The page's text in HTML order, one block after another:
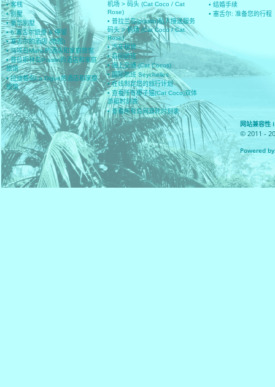
• 客栈
• 别墅
• 豪华别墅
• 6 塞舌尔旅游 & 停留
• 塞舌尔的酒店 (地图)
• 马埃岛Mahe的酒店和家庭旅馆
• 普拉斯林岛Praslin的酒店和家庭
旅馆
• 拉迪格岛La Digue的酒店和家庭
旅馆
机场 > 码头 (Cat Coco / Cat
Rose)
• 普拉兰岛(praslin)私人接送服务
码头 > 机场 (Cat Coco / Cat
Rose)
• 汽车租赁
• 岛间航班
• 海上交通 (Cat Cocos)
• 国际航班 Seychelles
• 在线制定您的旅行计划
• 查看所有椰子猫(Cat Coco)双体
游艇时刻表
• 查看所有岛间渡轮时刻表
• 结婚手续
• 塞舌尔: 准备您的行程
网站兼容
© 2011 -
Powered by